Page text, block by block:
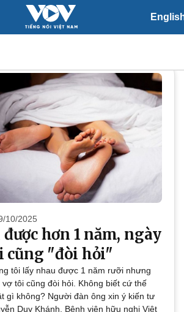
Tin 24h
Dự báo thời tiết
Giáo dục
Dấu ấn VOV
Việc làm
Biển đảo
Multimedia
Video
Ảnh
10/2025
hơn 1 năm, ngày
cũng "đòi hỏi"
tôi lấy nhau được 1 năm rưỡi nhưng
tôi cũng đòi hỏi. Không biết cứ thế
gì không? Người đàn ông xin ý kiến tư
Duy Khánh, Bệnh viện hữu nghị Việt